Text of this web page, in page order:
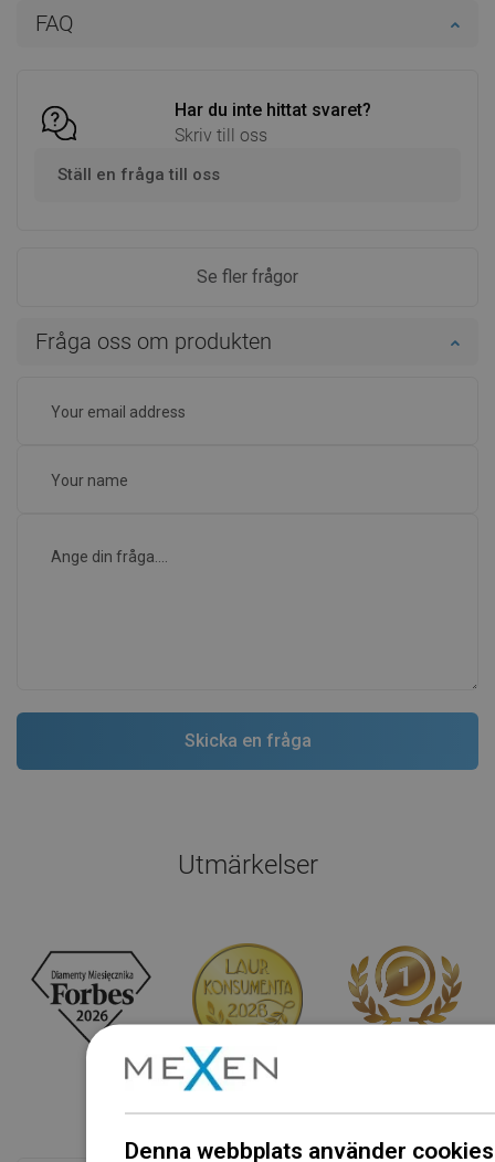
FAQ
Har du inte hittat svaret?
Skriv till oss
Ställ en fråga till oss
Se fler frågor
Fråga oss om produkten
Utmärkelser
Denna webbplats använder cookies